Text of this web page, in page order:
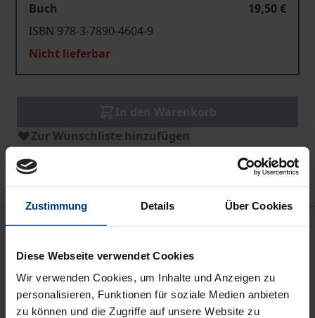
Zustimmung Details Über Cookies
Diese Webseite verwendet Cookies
Wir verwenden Cookies, um Inhalte und Anzeigen zu
personalisieren, Funktionen für soziale Medien anbieten
zu können und die Zugriffe auf unsere Website zu
Buch
19,50 €
ISBN 978-3-7890-4604-9
Nicht lieferbar
Zur Wunschliste hinzufügen
Beschreibung
wirkungsvolle Rolle von regionalen
Sicherheitseinrichtungen angewiesen, wenn sie